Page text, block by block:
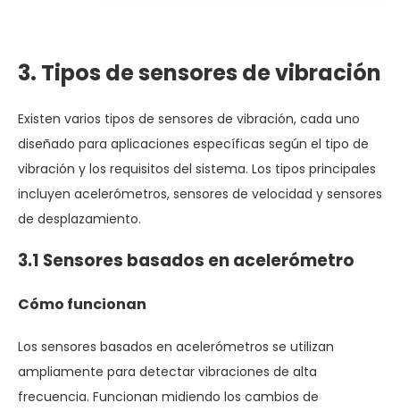
3. Tipos de sensores de vibración
Existen varios tipos de sensores de vibración, cada uno
diseñado para aplicaciones específicas según el tipo de
vibración y los requisitos del sistema. Los tipos principales
incluyen acelerómetros, sensores de velocidad y sensores
de desplazamiento.
3.1 Sensores basados ​​en acelerómetro
Cómo funcionan
Los sensores basados ​​en acelerómetros se utilizan
ampliamente para detectar vibraciones de alta
frecuencia. Funcionan midiendo los cambios de